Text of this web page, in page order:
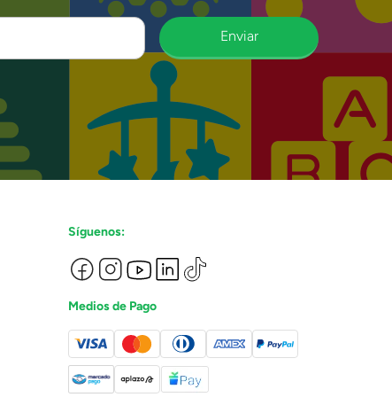
Enviar
Síguenos:
Medios de Pago